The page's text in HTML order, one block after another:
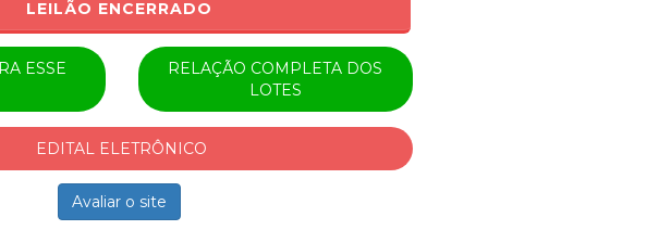
LEILÃO ENCERRADO
ESSE
RELAÇÃO COMPLETA DOS
LOTES
EDITAL ELETRÔNICO
Avaliar o site